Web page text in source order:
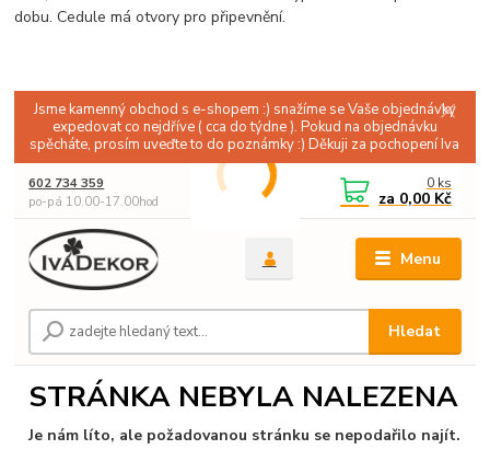
dobu. Cedule má otvory pro připevnění.
Jsme kamenný obchod s e-shopem :) snažíme se Vaše objednávky
expedovat co nejdříve ( cca do týdne ). Pokud na objednávku
spěcháte, prosím uveďte to do poznámky :) Děkuji za pochopení Iva
Menu
Hledat
602 734 359
po-pá 10.00-17.00hod
0 ks
za 0,00 Kč
STRÁNKA NEBYLA NALEZENA
Je nám líto, ale požadovanou stránku se nepodařilo najít.